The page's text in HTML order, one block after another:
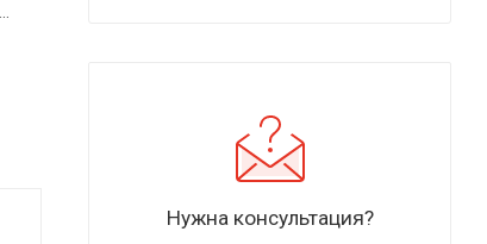
Нужна консультация?